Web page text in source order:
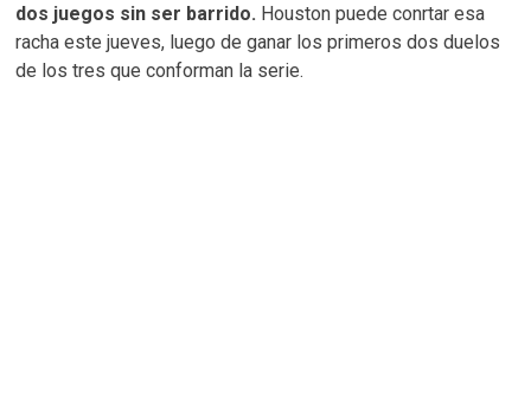
dos juegos sin ser barrido. Houston puede conrtar esa
racha este jueves, luego de ganar los primeros dos duelos
de los tres que conforman la serie.